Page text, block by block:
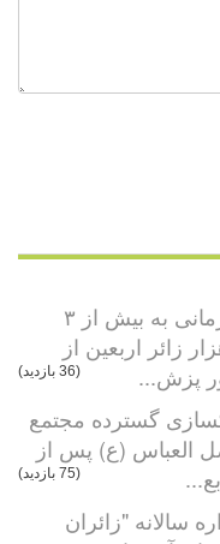
ارائه خدمات درمانی به بیش از ۳
و ۵۰۰ هزار زائر اربعین از
پزش...
(36 بازدید)
گسترده مجتمع
العباس (ع) پس از
(75 بازدید)
سالانه "زائران